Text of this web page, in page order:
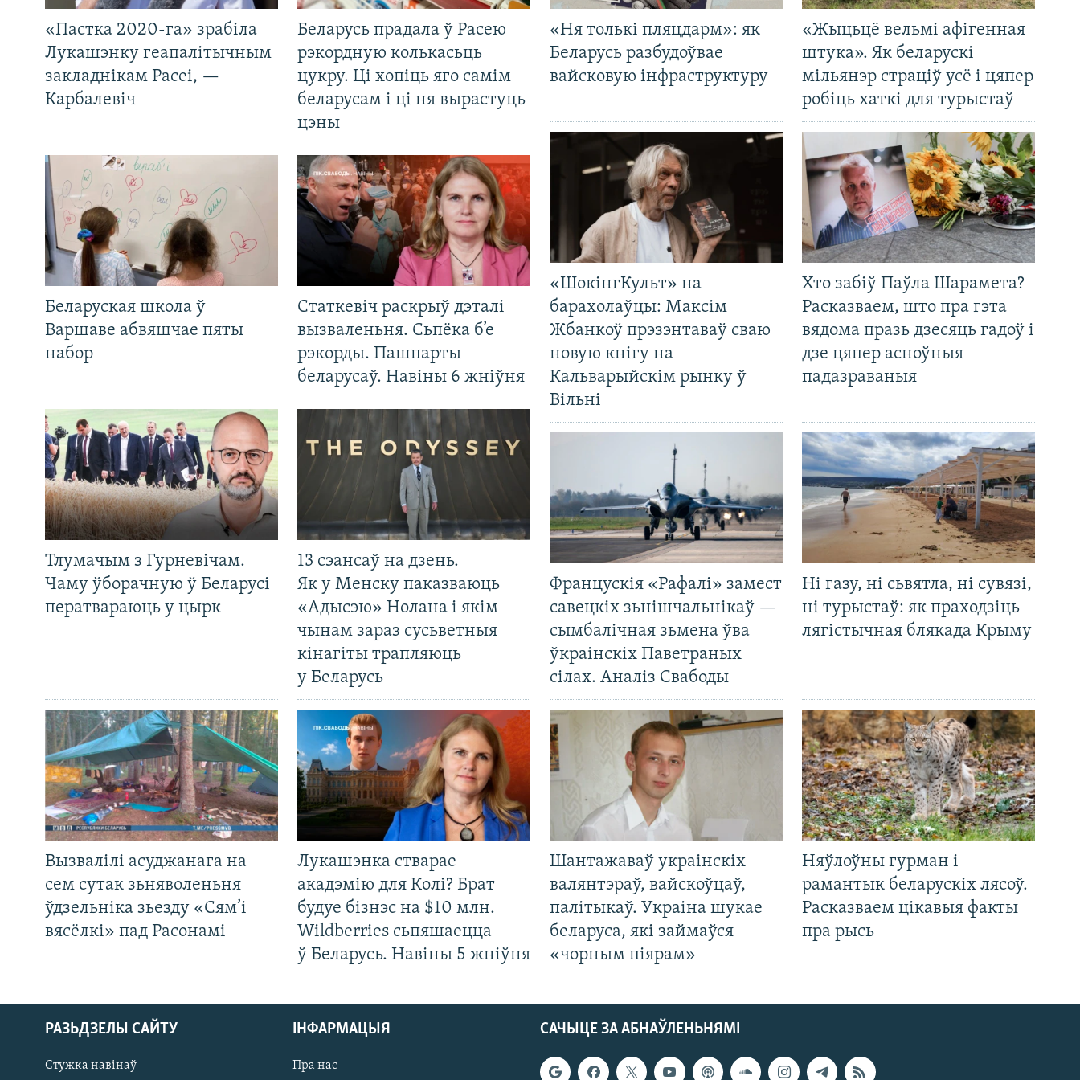
«Пастка 2020-га» зрабіла
Лукашэнку геапалітычным
закладнікам Расеі, —
Карбалевіч
Беларусь прадала ў Расею
рэкордную колькасьць
цукру. Ці хопіць яго самім
беларусам і ці ня вырастуць
цэны
Беларуская школа ў
Варшаве абвяшчае пяты
набор
Статкевіч раскрыў дэталі
вызваленьня. Сьпёка б’е
рэкорды. Пашпарты
беларусаў. Навіны 6 жніўня
Тлумачым з Гурневічам.
Чаму ўборачную ў Беларусі
ператвараюць у цырк
13 сэансаў на дзень.
Як у Менску паказваюць
«Адысэю» Нолана і якім
чынам зараз сусьветныя
кінагіты трапляюць
у Беларусь
Вызвалілі асуджанага на
сем сутак зьняволеньня
ўдзельніка зьезду «Сям’і
вясёлкі» пад Расонамі
Лукашэнка стварае
акадэмію для Колі? Брат
будуе бізнэс на $10 млн.
Wildberries сьпяшаецца
ў Беларусь. Навіны 5 жніўня
«Ня толькі пляцдарм»: як
Беларусь разбудоўвае
вайсковую інфраструктуру
«Жыцьцё вельмі афігенная
штука». Як беларускі
мільянэр страціў усё і цяпер
робіць хаткі для турыстаў
«ШокінгКульт» на
барахолаўцы: Максім
Жбанкоў прэзэнтаваў сваю
новую кнігу на
Кальварыйскім рынку ў
Вільні
Хто забіў Паўла Шарамета?
Расказваем, што пра гэта
вядома празь дзесяць гадоў і
дзе цяпер асноўныя
падазраваныя
Францускія «Рафалі» замест
савецкіх зьнішчальнікаў —
сымбалічная зьмена ўва
ўкраінскіх Паветраных
сілах. Аналіз Свабоды
Ні газу, ні сьвятла, ні сувязі,
ні турыстаў: як праходзіць
лягістычная блякада Крыму
Шантажаваў украінскіх
валянтэраў, вайскоўцаў,
палітыкаў. Украіна шукае
беларуса, які займаўся
«чорным піярам»
Няўлоўны гурман і
рамантык беларускіх лясоў.
Расказваем цікавыя факты
пра рысь
САЧЫЦЕ ЗА АБНАЎЛЕНЬНЯМІ
РАЗЬДЗЕЛЫ САЙТУ
Стужка навінаў
ІНФАРМАЦЫЯ
Пра нас